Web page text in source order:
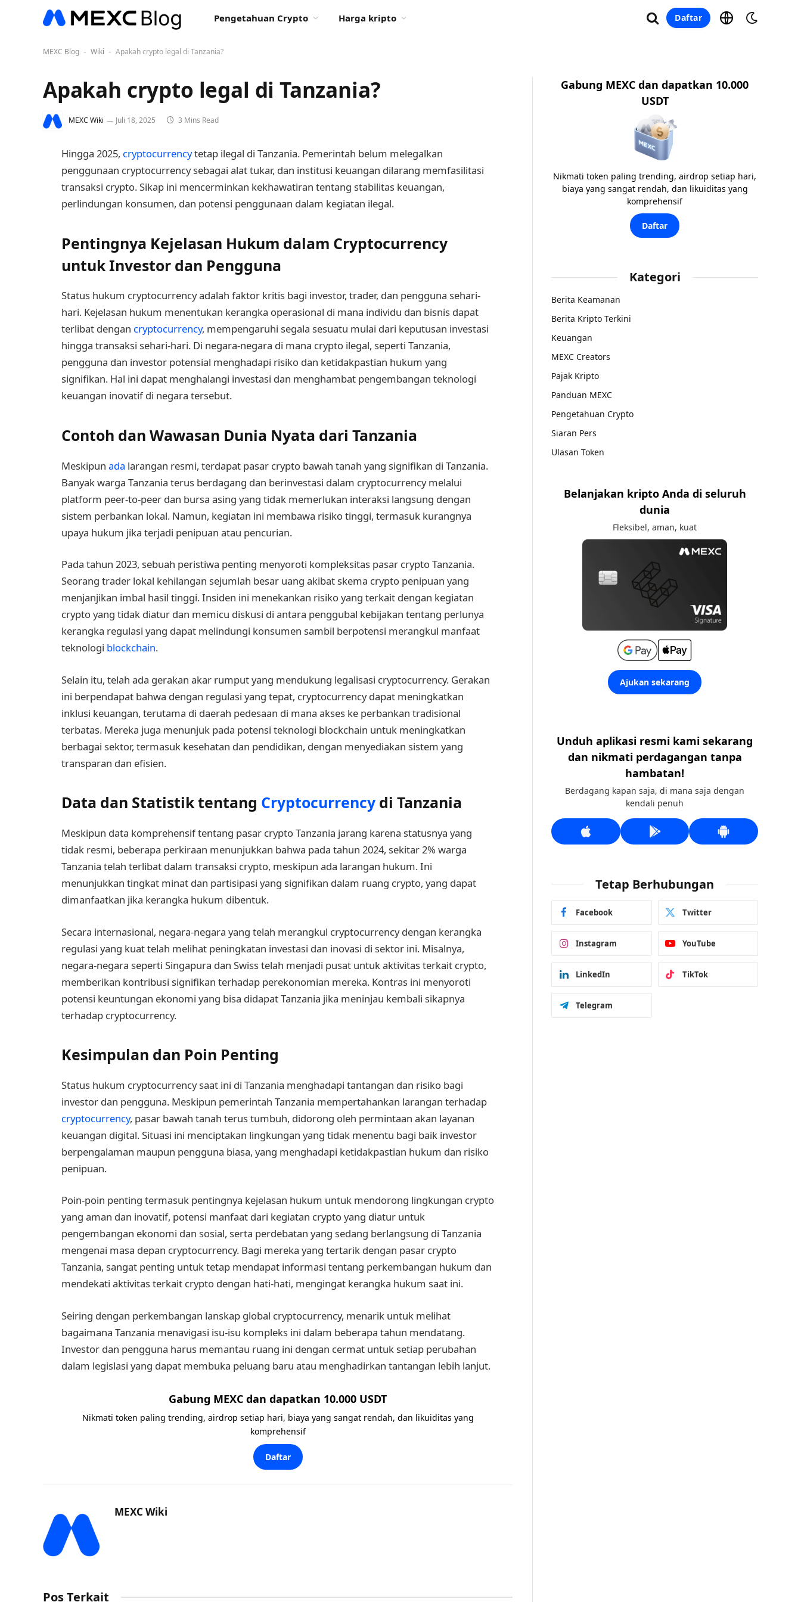
Pengetahuan Crypto Harga kripto Daftar
MEXC Blog - Wiki - Apakah crypto legal di Tanzania?
Apakah crypto legal di Tanzania?
MEXC Wiki Juli 18, 2025 3 Mins Read
Hingga 2025, cryptocurrencytetap ilegal di Tanzania. Pemerintah belum melegalkan
penggunaan cryptocurrency sebagai alat tukar, dan institusi keuangan dilarang memfasilitasi
transaksi crypto. Sikap ini mencerminkan kekhawatiran tentang stabilitas keuangan,
perlindungan konsumen, dan potensi penggunaan dalam kegiatan ilegal.
Pentingnya Kejelasan Hukum dalam Cryptocurrency
untuk Investor dan Pengguna
Status hukum cryptocurrency adalah faktor kritis bagi investor, trader, dan pengguna sehari-
hari. Kejelasan hukum menentukan kerangka operasional di mana individu dan bisnis dapat
terlibat dengan cryptocurrency, mempengaruhi segala sesuatu mulai dari keputusan investasi
hingga transaksi sehari-hari. Di negara-negara di mana crypto ilegal, seperti Tanzania,
pengguna dan investor potensial menghadapi risiko dan ketidakpastian hukum yang
signifikan. Hal ini dapat menghalangi investasi dan menghambat pengembangan teknologi
keuangan inovatif di negara tersebut.
Contoh dan Wawasan Dunia Nyata dari Tanzania
Meskipun ada larangan resmi, terdapat pasar crypto bawah tanah yang signifikan di Tanzania.
Banyak warga Tanzania terus berdagang dan berinvestasi dalam cryptocurrency melalui
platform peer-to-peer dan bursa asing yang tidak memerlukan interaksi langsung dengan
sistem perbankan lokal. Namun, kegiatan ini membawa risiko tinggi, termasuk kurangnya
upaya hukum jika terjadi penipuan atau pencurian.
Pada tahun 2023, sebuah peristiwa penting menyoroti kompleksitas pasar crypto Tanzania.
Seorang trader lokal kehilangan sejumlah besar uang akibat skema crypto penipuan yang
menjanjikan imbal hasil tinggi. Insiden ini menekankan risiko yang terkait dengan kegiatan
crypto yang tidak diatur dan memicu diskusi di antara penggubal kebijakan tentang perlunya
kerangka regulasi yang dapat melindungi konsumen sambil berpotensi merangkul manfaat
teknologi blockchain.
Selain itu, telah ada gerakan akar rumput yang mendukung legalisasi cryptocurrency. Gerakan
ini berpendapat bahwa dengan regulasi yang tepat, cryptocurrency dapat meningkatkan
inklusi keuangan, terutama di daerah pedesaan di mana akses ke perbankan tradisional
terbatas. Mereka juga menunjuk pada potensi teknologi blockchain untuk meningkatkan
berbagai sektor, termasuk kesehatan dan pendidikan, dengan menyediakan sistem yang
transparan dan efisien.
Data dan Statistik tentang Cryptocurrency di Tanzania
Meskipun data komprehensif tentang pasar crypto Tanzania jarang karena statusnya yang
tidak resmi, beberapa perkiraan menunjukkan bahwa pada tahun 2024, sekitar 2% warga
Tanzania telah terlibat dalam transaksi crypto, meskipun ada larangan hukum. Ini
menunjukkan tingkat minat dan partisipasi yang signifikan dalam ruang crypto, yang dapat
dimanfaatkan jika kerangka hukum dibentuk.
Secara internasional, negara-negara yang telah merangkul cryptocurrency dengan kerangka
regulasi yang kuat telah melihat peningkatan investasi dan inovasi di sektor ini. Misalnya,
negara-negara seperti Singapura dan Swiss telah menjadi pusat untuk aktivitas terkait crypto,
memberikan kontribusi signifikan terhadap perekonomian mereka. Kontras ini menyoroti
potensi keuntungan ekonomi yang bisa didapat Tanzania jika meninjau kembali sikapnya
terhadap cryptocurrency.
Kesimpulan dan Poin Penting
Status hukum cryptocurrency saat ini di Tanzania menghadapi tantangan dan risiko bagi
investor dan pengguna. Meskipun pemerintah Tanzania mempertahankan larangan terhadap
cryptocurrency, pasar bawah tanah terus tumbuh, didorong oleh permintaan akan layanan
keuangan digital. Situasi ini menciptakan lingkungan yang tidak menentu bagi baik investor
berpengalaman maupun pengguna biasa, yang menghadapi ketidakpastian hukum dan risiko
penipuan.
Poin-poin penting termasuk pentingnya kejelasan hukum untuk mendorong lingkungan crypto
yang aman dan inovatif, potensi manfaat dari kegiatan crypto yang diatur untuk
pengembangan ekonomi dan sosial, serta perdebatan yang sedang berlangsung di Tanzania
mengenai masa depan cryptocurrency. Bagi mereka yang tertarik dengan pasar crypto
Tanzania, sangat penting untuk tetap mendapat informasi tentang perkembangan hukum dan
mendekati aktivitas terkait crypto dengan hati-hati, mengingat kerangka hukum saat ini.
Seiring dengan perkembangan lanskap global cryptocurrency, menarik untuk melihat
bagaimana Tanzania menavigasi isu-isu kompleks ini dalam beberapa tahun mendatang.
Investor dan pengguna harus memantau ruang ini dengan cermat untuk setiap perubahan
dalam legislasi yang dapat membuka peluang baru atau menghadirkan tantangan lebih lanjut.
Gabung MEXC dan dapatkan 10.000 USDT
Nikmati token paling trending, airdrop setiap hari, biaya yang sangat rendah, dan likuiditas yang
komprehensif
Daftar
MEXC Wiki
Pos Terkait
Gabung MEXC dan dapatkan 10.000
USDT
Nikmati token paling trending, airdrop setiap hari,
biaya yang sangat rendah, dan likuiditas yang
komprehensif
Daftar
Kategori
Berita Keamanan
Berita Kripto Terkini
Keuangan
MEXC Creators
Pajak Kripto
Panduan MEXC
Pengetahuan Crypto
Siaran Pers
Ulasan Token
Belanjakan kripto Anda di seluruh
dunia
Fleksibel, aman, kuat
Ajukan sekarang
Unduh aplikasi resmi kami sekarang
dan nikmati perdagangan tanpa
hambatan!
Berdagang kapan saja, di mana saja dengan
kendali penuh
Tetap Berhubungan
Facebook Twitter
Instagram YouTube
LinkedIn TikTok
Telegram